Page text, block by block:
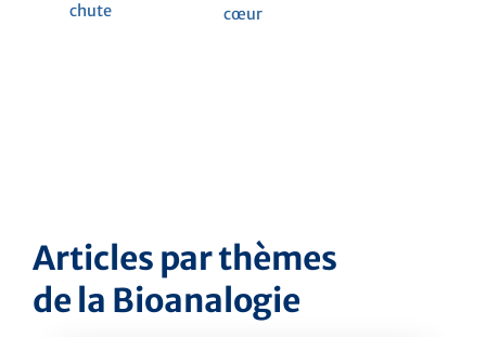
chute
cœur
Articles par thèmes
de la Bioanalogie